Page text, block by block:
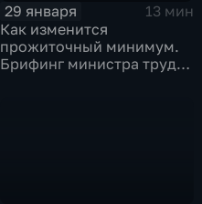
29 января
13 мин
Как изменится
прожиточный минимум.
Брифинг министра труда